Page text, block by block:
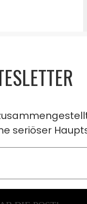
seriöser